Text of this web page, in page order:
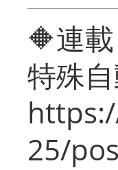
🔶連
特殊
25/